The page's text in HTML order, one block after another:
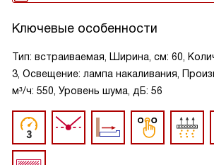
Ключевые особенности
Тип: встраиваемая, Ширина, см: 60,
3, Освещение: лампа накаливания,
м³/ч: 550, Уровень шума, дБ: 56